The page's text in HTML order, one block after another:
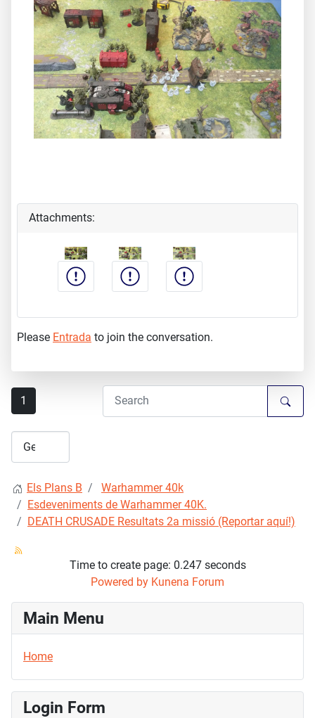
Attachments:
Please Entrada to join the conversation.
1
Els Plans B
Warhammer 40k
Esdeveniments de Warhammer 40K.
DEATH CRUSADE Resultats 2a missió (Reportar aquí!)
Time to create page: 0.247 seconds
Powered by Kunena Forum
Main Menu
Home
Login Form